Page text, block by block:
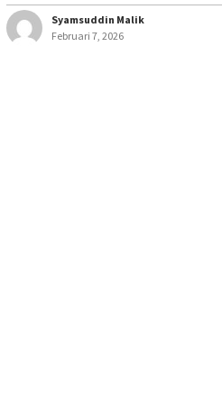
Syamsuddin Malik
Februari 7, 2026